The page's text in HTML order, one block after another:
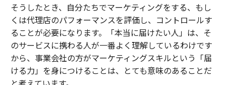
そうしたとき、自分たちでマーケティングをする、もし
くは代理店のパフォーマンスを評価し、コントロールす
ることが必要になります。「本当に届けたい人」は、そ
のサービスに携わる人が一番よく理解しているわけです
から、事業会社の方がマーケティングスキルという「届
ける力」を身につけることは、とても意味のあることだ